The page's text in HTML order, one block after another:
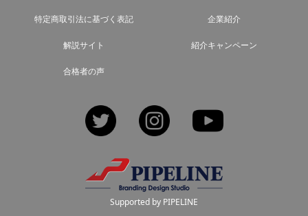
特定商取引法に基づく表記 企業紹介
解説サイト 紹介キャンペーン
合格者の声
Twitter Instagram
Supported by PIPELINE